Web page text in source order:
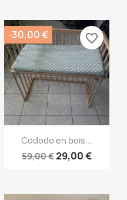
Aperçu rapide
Cododo en bois...
59,00 €29,00 €
-30,00 € favorite_border